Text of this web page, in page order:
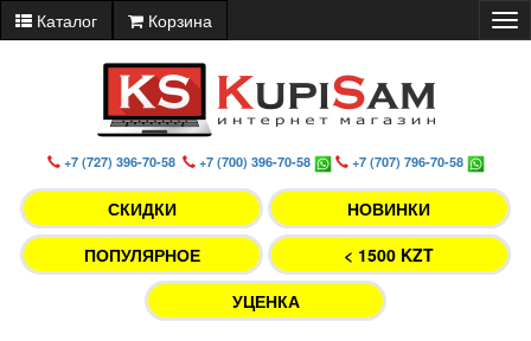
Каталог Корзина
+7 (727) 396-70-58 +7 (700) 396-70-58 +7 (707) 796-70-58
СКИДКИ
НОВИНКИ
ПОПУЛЯРНОЕ
< 1500 KZT
УЦЕНКА